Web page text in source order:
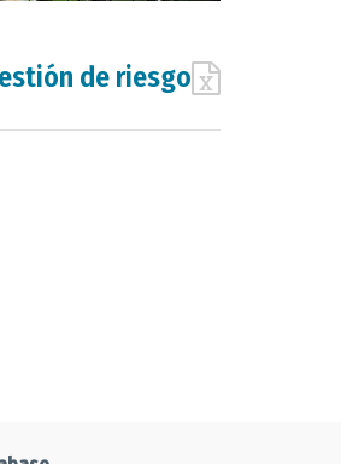
de riesgo